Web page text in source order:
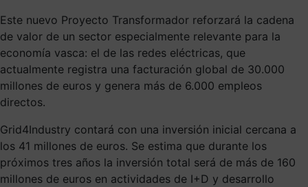
Este nuevo Proyecto Transformador reforzará la cadena
de valor de un sector especialmente relevante para la
economía vasca: el de las redes eléctricas, que
actualmente registra una facturación global de 30.000
millones de euros y genera más de 6.000 empleos
directos.
Grid4Industry contará con una inversión inicial cercana a
los 41 millones de euros. Se estima que durante los
próximos tres años la inversión total será de más de 160
millones de euros en actividades de I+D y desarrollo